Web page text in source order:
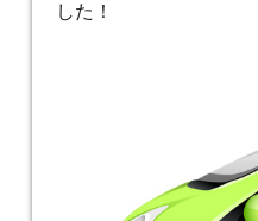
した！